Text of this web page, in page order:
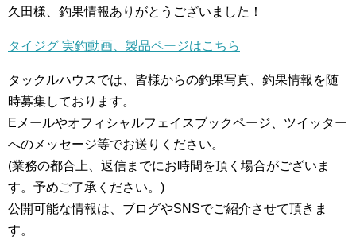
久田様、釣果情報ありがとうございました！
タイジグ 実釣動画、製品ページはこちら
タックルハウスでは、皆様からの釣果写真、釣果情報を随
時募集しております。
Eメールやオフィシャルフェイスブックページ、ツイッター
へのメッセージ等でお送りください。
(業務の都合上、返信までにお時間を頂く場合がございま
す。予めご了承ください。)
公開可能な情報は、ブログやSNSでご紹介させて頂きま
す。